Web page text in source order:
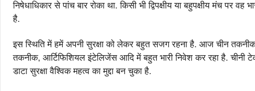
निषेधाधिकार से पांच बार रोका था. किसी भी द्विपक्षीय या बहुपक्षीय मंच पर
है.
इस स्थिति में हमें अपनी सुरक्षा को लेकर बहुत सजग रहना है. आज चीन
तकनीक, आर्टिफिशियल इंटेलिजेंस आदि में बहुत भारी निवेश कर रहा है. चीनी
डाटा सुरक्षा वैश्विक महत्व का मुद्दा बन चुका है.